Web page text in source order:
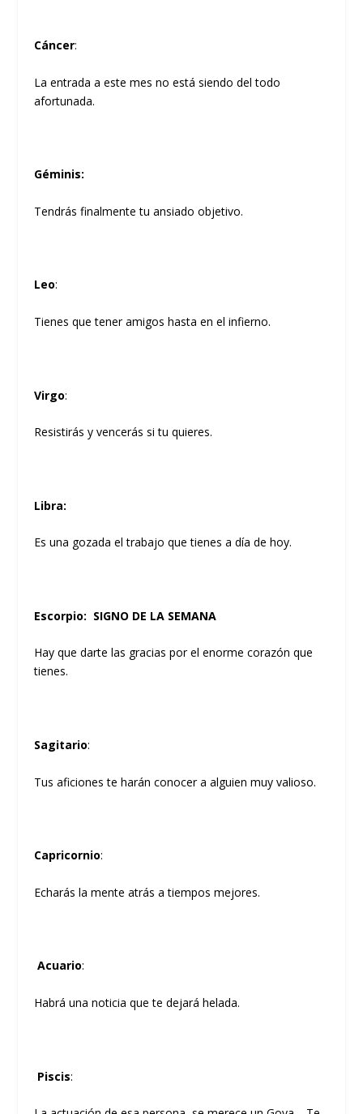
Cáncer:
La entrada a este mes no está siendo del todo
afortunada.
Géminis:
Tendrás finalmente tu ansiado objetivo.
Leo:
Tienes que tener amigos hasta en el infierno.
Virgo:
Resistirás y vencerás si tu quieres.
Libra:
Es una gozada el trabajo que tienes a día de hoy.
Escorpio: SIGNO DE LA SEMANA
Hay que darte las gracias por el enorme corazón que
tienes.
Sagitario:
Tus aficiones te harán conocer a alguien muy valioso.
Capricornio:
Echarás la mente atrás a tiempos mejores.
Acuario:
Habrá una noticia que te dejará helada.
Piscis: